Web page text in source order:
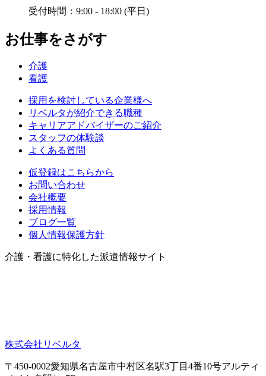
受付時間：9:00 - 18:00 (平日)
お仕事をさがす
介護
看護
採用を検討している企業様へ
リベルタが紹介できる職種
キャリアアドバイザーのご紹介
スタッフの体験談
よくある質問
仮登録はこちらから
お問い合わせ
会社概要
採用情報
ブログ一覧
個人情報保護方針
介護・看護に特化した派遣情報サイト
株式会社リベルタ
〒450-0002愛知県名古屋市中村区名駅3丁目4番10号アルティ